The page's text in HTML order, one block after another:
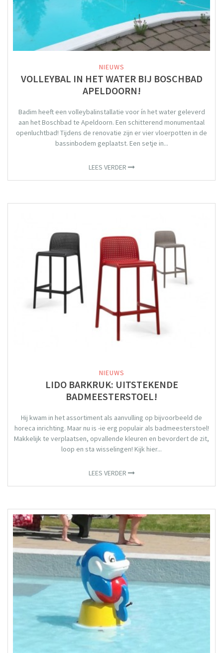
NIEUWS
VOLLEYBAL IN HET WATER BIJ BOSCHBAD
APELDOORN!
Badim heeft een volleybalinstallatie voor ín het water geleverd
aan het Boschbad te Apeldoorn. Een schitterend monumentaal
openluchtbad! Tijdens de renovatie zijn er vier vloerpotten in de
bassinbodem geplaatst. Een setje in...
LEES VERDER
NIEUWS
LIDO BARKRUK: UITSTEKENDE
BADMEESTERSTOEL!
Hij kwam in het assortiment als aanvulling op bijvoorbeeld de
horeca inrichting. Maar nu is -ie erg populair als badmeesterstoel!
Makkelijk te verplaatsen, opvallende kleuren en bevordert de zit,
loop en sta wisselingen! Kijk hier...
LEES VERDER